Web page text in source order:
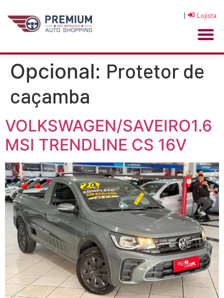
| Lojista
Opcional: Protetor de
caçamba
VOLKSWAGEN/SAVEIRO1.6
MSI TRENDLINE CS 16V